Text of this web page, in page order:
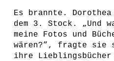
Es brannte. Dorothea
dem 3. Stock. „Und
meine Fotos und
wären?”, fragte sie
ihre Lieblingsbücher